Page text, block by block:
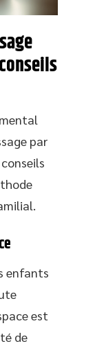
par
enfants
est
de